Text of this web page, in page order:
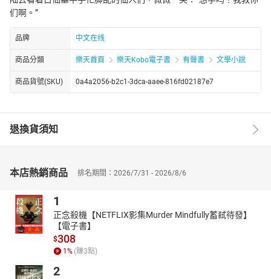
们啊。”
品牌 中文在线
商品分類 樂天首頁 樂天Kobo電子書 有聲書 文學小說
商品貨號(SKU) 0a4a2056-b2c1-3dca-aaee-816fd02187e7
退換貨須知
本店熱銷商品 排名期間：2026/7/31 - 2026/8/6
1
正念殺機【NETFLIX影集Murder Mindfully蓄弒待發】
【電子書】
$308
1% (賺3點)
2